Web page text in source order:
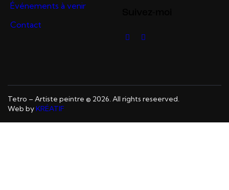
Événements à venir
Contact
Tetro – Artiste peintre © 2026. All rights reseerved.
Web byKRÉATIF